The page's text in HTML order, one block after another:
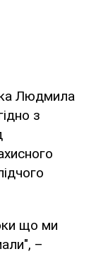
Людмила
з
що ми
–